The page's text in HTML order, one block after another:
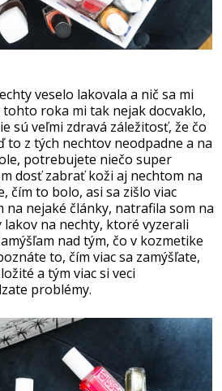
veselo lakovala a nič sa mi
roka mi tak nejak docvaklo,
sú veľmi zdravá záležitosť, že čo
to z tých nechtov neodpadne a na
potrebujete niečo super
dosť zabrať koži aj nechtom na
čím to bolo, asi sa zišlo viac
nejaké články, natrafila som na
na nechty, ktoré vyzerali
nad tým, čo v kozmetike
to, čím viac sa zamýšľate,
a tým viac si veci
problémy.